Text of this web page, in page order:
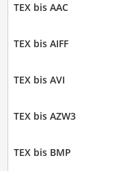
TEX bis AAC
TEX bis AIFF
TEX bis AVI
TEX bis AZW3
TEX bis BMP